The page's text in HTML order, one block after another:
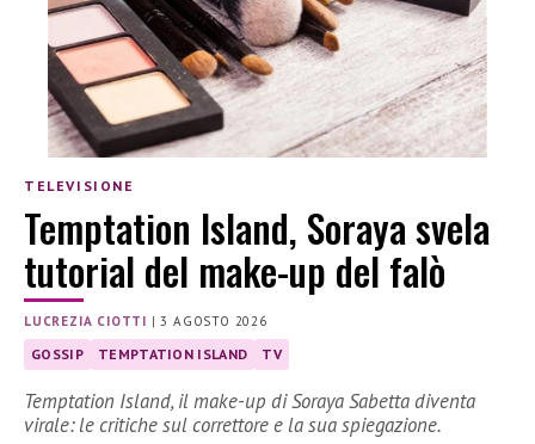
TELEVISIONE
Temptation Island, Soraya svela
tutorial del make-up del falò
LUCREZIA CIOTTI |3 AGOSTO 2026
GOSSIP TEMPTATION ISLAND TV
Temptation Island, il make-up di Soraya Sabetta diventa
virale: le critiche sul correttore e la sua spiegazione.